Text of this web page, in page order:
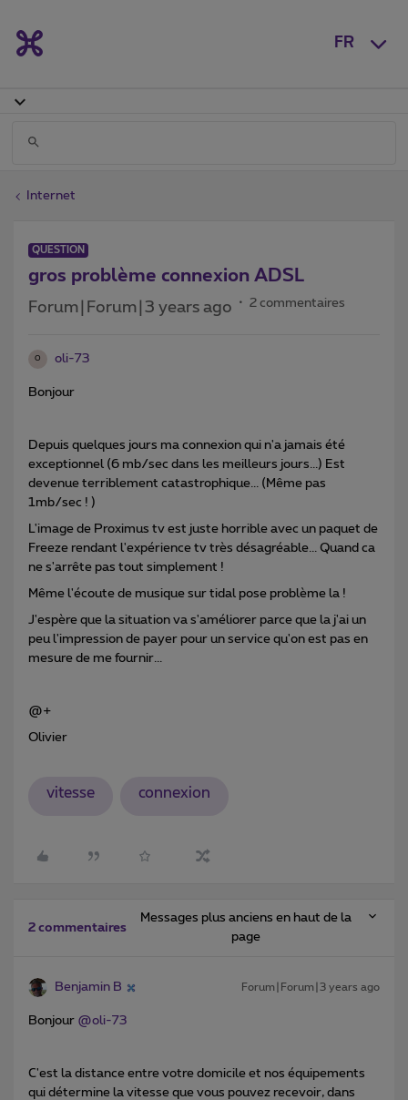
FR
Internet
QUESTION
gros problème connexion ADSL
Forum|Forum|3 years ago 2 commentaires
O oli-73
Bonjour
Depuis quelques jours ma connexion qui n'a jamais été
exceptionnel (6 mb/sec dans les meilleurs jours...) Est
devenue terriblement catastrophique... (Même pas
1mb/sec ! )
L'image de Proximus tv est juste horrible avec un paquet de
Freeze rendant l'expérience tv très désagréable... Quand ca
ne s'arrête pas tout simplement !
Même l'écoute de musique sur tidal pose problème la !
J'espère que la situation va s'améliorer parce que la j'ai un
peu l'impression de payer pour un service qu'on est pas en
mesure de me fournir...
@+
Olivier
vitesse connexion
2 commentaires
Messages plus anciens en haut de la
page
Benjamin B Forum|Forum|3 years ago
Bonjour @oli-73
C'est la distance entre votre domicile et nos équipements
qui détermine la vitesse que vous pouvez recevoir, dans